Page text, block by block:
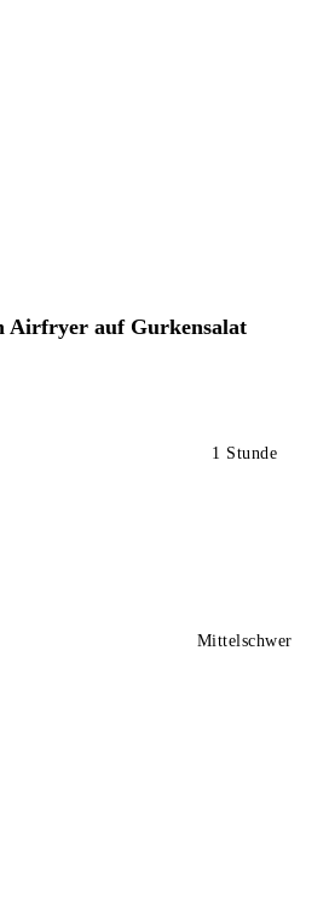
Airfryer auf Gurkensalat
1 Stunde
Mittelschwer